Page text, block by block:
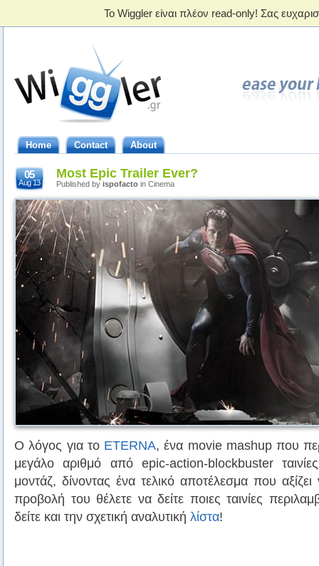
Home Contact About
05
Aug 13
Most Epic Trailer Ever?
Published by ispofacto in Cinema
Ο λόγος για το ETERNA, ένα movie mashup που
μεγάλο αριθμό από epic-action-blockbuster
μοντάζ, δίνοντας ένα τελικό αποτέλεσμα που
προβολή του θέλετε να δείτε ποιες ταινίες
δείτε και την σχετική αναλυτική λίστα!